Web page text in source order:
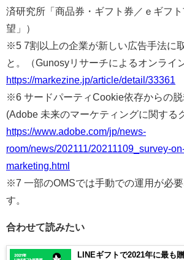
済研究所「商品券・ギフト券／ｅギフ
望」）
※5 7割以上の企業が新しい広告手法に
と。（Gunosyリサーチによるオンライ
https://markezine.jp/article/detail/33361
※6 サードパーティCookie依存からの脱
(Adobe 未来のマーケティングに関する
https://www.adobe.com/jp/news-
room/news/202111/20211109_survey-
marketing.html
※7 一部のOMSでは手動での運用が必
す。
合わせて読みたい
LINEギフトで2021年に最も